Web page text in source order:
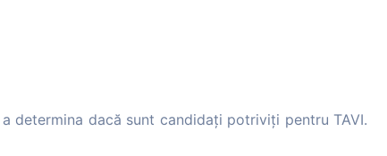
determina dacă sunt candidați potriviți pentru TAVI.